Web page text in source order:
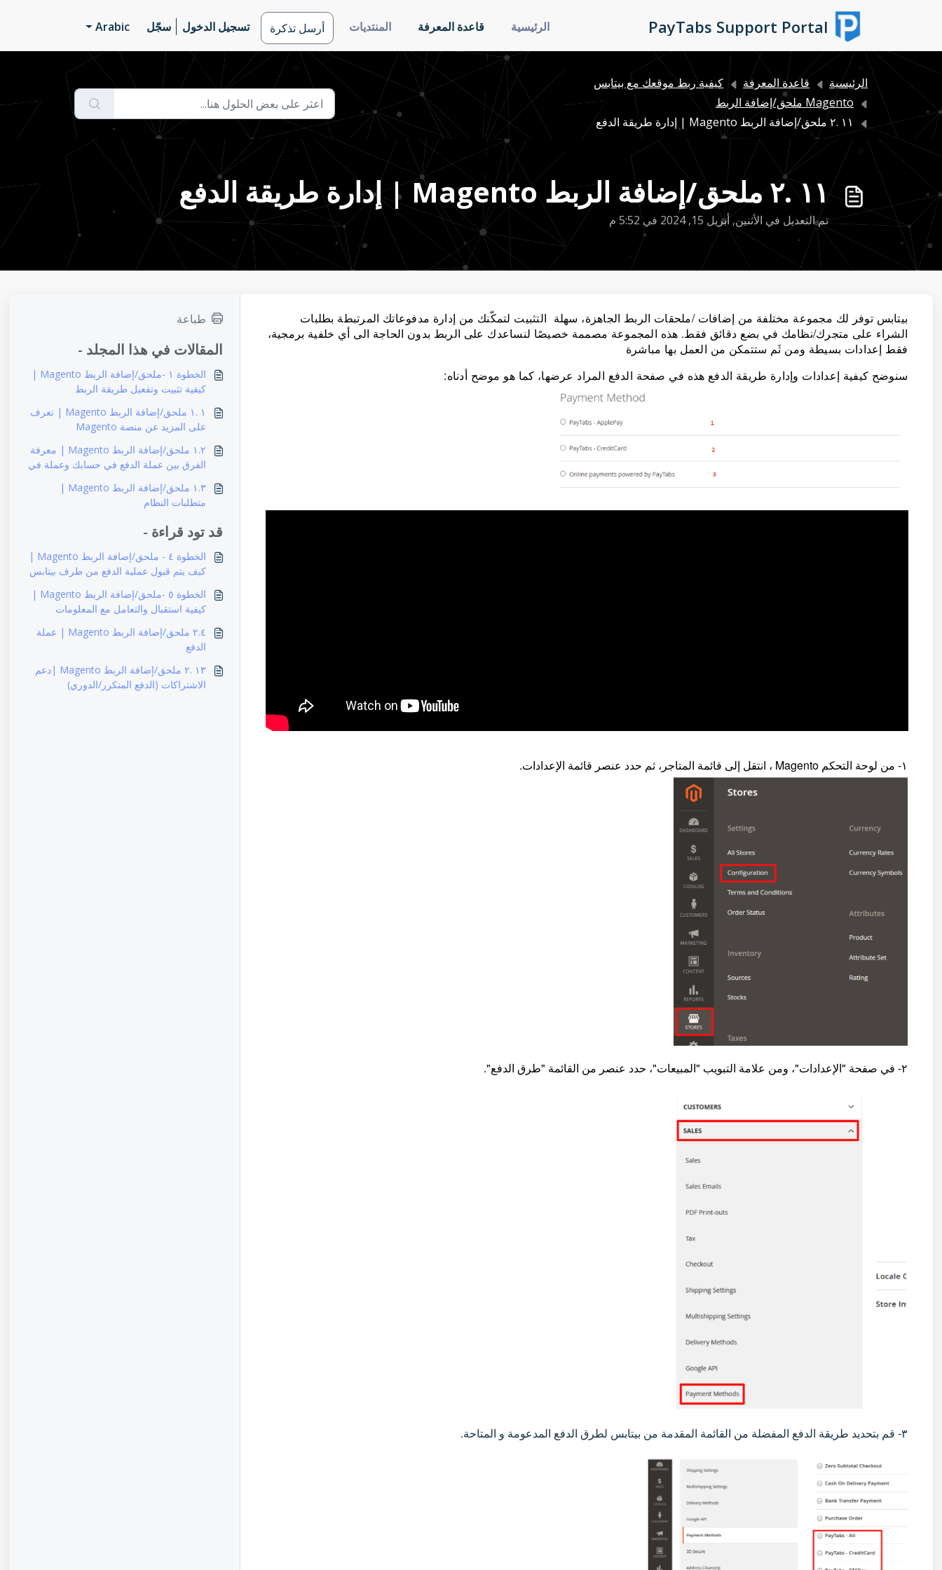
PayTabs Support Portal الرئيسية قاعدة المعرفة المنتديات أرسل تذكرة تسجيل الدخول سجّل Arabic
الرئيسية قاعدة المعرفة
كيفية ربط موقعك مع بيتابس
Magento ملحق/إضافة الربط
١١ .٢ ملحق/إضافة الربط Magento | إدارة طريقة الدفع
١١ .٢ ملحق/إضافة الربط Magento | إدارة طريقة الدفع
تم التعديل في الأثنين, أبريل 15, 2024 في 5:52 م
بيتابس توفر لك مجموعة مختلفة من إضافات /ملحقات الربط الجاهزة، سهلة التثبيت لتمكّنك من إدارة مدفوعاتك المرتبطة بطلبات
الشراء على متجرك/نظامك في بضع دقائق فقط. هذه المجموعة مصممة خصيصًا لنساعدك على الربط بدون الحاجة الى أي خلفية برمجية،
فقط إعدادات بسيطة ومن ثَم ستتمكن من العمل بها مباشرة
سنوضح كيفية إعدادات وإدارة طريقة الدفع هذه في صفحة الدفع المراد عرضها، كما هو موضح أدناه:
١- من لوحة التحكم Magento ، انتقل إلى قائمة المتاجر، ثم حدد عنصر قائمة الإعدادات.
٢- في صفحة "الإعدادات"، ومن علامة التبويب "المبيعات"، حدد عنصر من القائمة "طرق الدفع".
٣- قم بتحديد طريقة الدفع المفضلة من القائمة المقدمة من بيتابس لطرق الدفع المدعومة و المتاحة.
طباعة
المقالات في هذا المجلد -
الخطوة ١ -ملحق/إضافة الربط Magento |
كيفية تثبيت وتفعيل طريقة الربط
١ .١ ملحق/إضافة الربط Magento | تعرف
على المزيد عن منصة Magento
١.٢ ملحق/إضافة الربط Magento | معرفة
الفرق بين عملة الدفع في حسابك وعملة في
١.٣ ملحق/إضافة الربط Magento |
متطلبات النظام
قد تود قراءة -
الخطوة ٤ - ملحق/إضافة الربط Magento |
كيف يتم قبول عملية الدفع من طرف بيتابس
الخطوة ٥ -ملحق/إضافة الربط Magento |
كيفية استقبال والتعامل مع المعلومات
٢.٤ ملحق/إضافة الربط Magento | عملة
الدفع
١٣ .٢ ملحق/إضافة الربط Magento |دعم
الاشتراكات (الدفع المتكرر/الدوري)